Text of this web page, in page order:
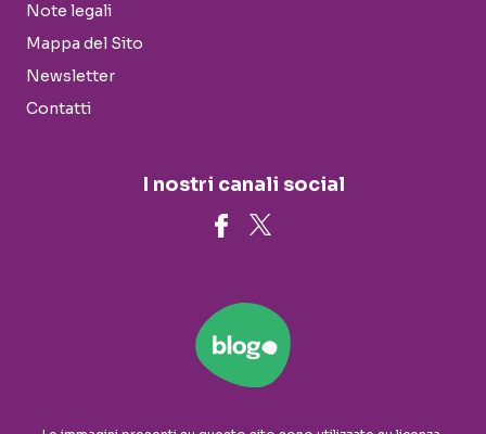
Note legali
Mappa del Sito
Newsletter
Contatti
I nostri canali social